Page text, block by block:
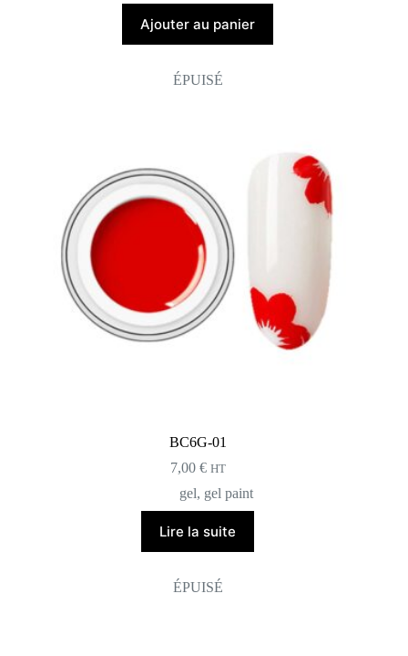
Ajouter au panier
ÉPUISÉ
BC6G-01
7,00 € HT
gel, gel paint
Lire la suite
ÉPUISÉ